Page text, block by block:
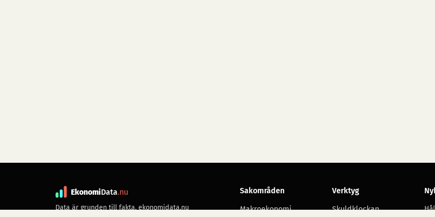
EkonomiData.nu
Data är grunden till fakta. ekonomidata.nu
Sakområden
Makroekonomi
Verktyg
Skuldklockan